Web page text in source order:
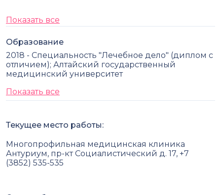
Показать все
Образование
2018 - Специальность "Лечебное дело" (диплом с
отличием); Алтайский государственный
медицинский университет
Показать все
Текущее место работы:
Многопрофильная медицинская клиника
Антуриум, пр-кт Социалистический д. 17, +7
(3852) 535-535